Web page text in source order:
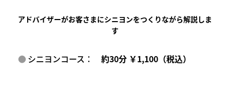
アドバイザーがお客さまにシニヨンをつくりながら解説しま
す
シニヨンコース：約30分 ￥1,100（税込）